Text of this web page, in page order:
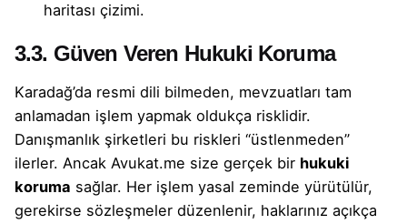
haritası çizimi.
3.3. Güven Veren Hukuki Koruma
Karadağ’da resmi dili bilmeden, mevzuatları tam
anlamadan işlem yapmak oldukça risklidir.
Danışmanlık şirketleri bu riskleri “üstlenmeden”
ilerler. Ancak Avukat.me size gerçek bir hukuki
koruma sağlar. Her işlem yasal zeminde yürütülür,
gerekirse sözleşmeler düzenlenir, haklarınız açıkça